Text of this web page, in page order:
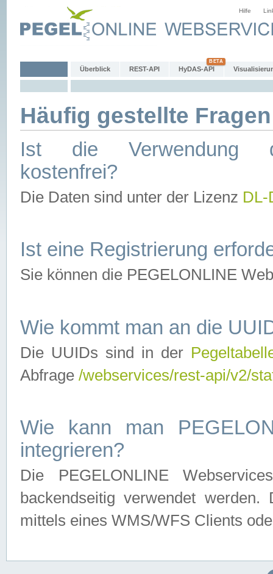
Hilfe
Überblick REST-API HyDAS-API
Häufig gestellte
Ist die Verwendung
kostenfrei?
Die Daten sind unter der Lizenz
Ist eine Registrierung
Sie können die PEGELONLINE
Wie kommt man an die
Die UUIDs sind in der
Abfrage /webservices/rest-api/v2/
Wie kann man
integrieren?
Die PEGELONLINE
backendseitig verwendet
mittels eines WMS/WFS Clients